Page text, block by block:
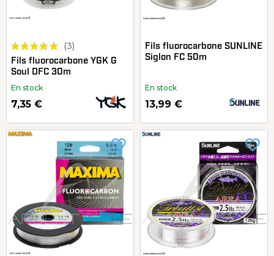
(3)
Fils fluorocarbone YGK G
Soul DFC 30m
En stock
7,35 €
Fils fluorocarbone SUNLINE
Siglon FC 50m
En stock
13,99 €
favorite_border favorite_border